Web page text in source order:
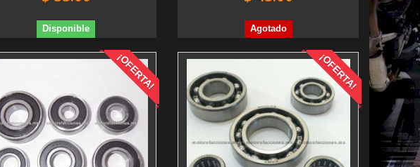
Disponible Agotado
¡OFERTA! ¡OFERTA!